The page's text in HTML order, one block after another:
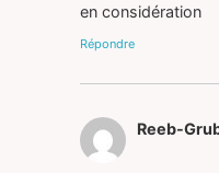
en considération
Répondre
Reeb-